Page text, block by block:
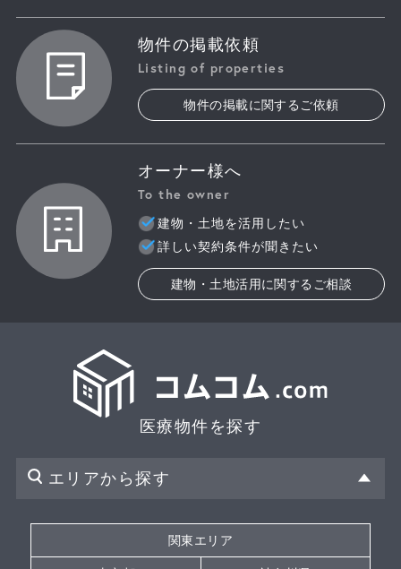
物件の掲載依頼
Listing of properties
物件の掲載に関するご依頼
オーナー様へ
To the owner
建物・土地を活用したい
詳しい契約条件が聞きたい
建物・土地活用に関するご相談
医療物件を探す
エリアから探す
関東エリア